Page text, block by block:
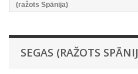
(ražots Spānija)
SEGAS (RAŽOTS